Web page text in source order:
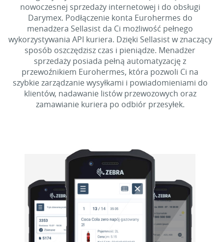
nowoczesnej sprzedaży internetowej i do obsługi
Darymex. Podłączenie konta Eurohermes do
menadżera Sellasist da Ci możliwość pełnego
wykorzystywania API kuriera. Dzięki Sellasist w znaczący
sposób oszczędzisz czas i pieniądze. Menadżer
sprzedaży posiada pełną automatyzację z
przewoźnikiem Eurohermes, która pozwoli Ci na
szybkie zarządzanie wysyłkami i powiadomieniami do
klientów, nadawanie listów przewozowych oraz
zamawianie kuriera po odbiór przesyłek.